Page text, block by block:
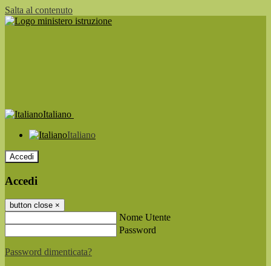
Salta al contenuto
Italiano
Italiano
Accedi
Accedi
button close ×
Nome Utente
Password
Password dimenticata?